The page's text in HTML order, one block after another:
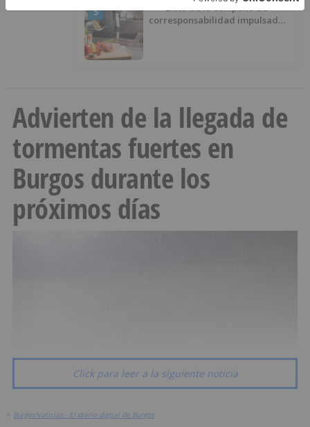
5
Éxito de la campaña de
corresponsabilidad impulsada
Advierten de la llegada de
tormentas fuertes en
Burgos durante los
próximos días
Click para leer a la siguiente noticia
> BurgosNoticias - El diario digital de Burgos